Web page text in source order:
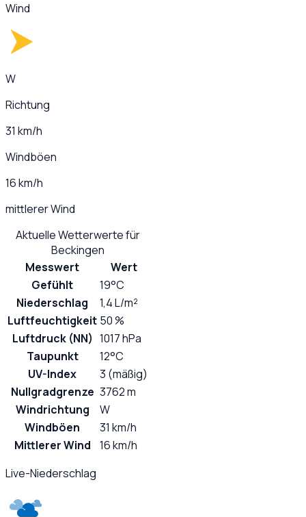
Wind
W
Richtung
31 km/h
Windböen
16 km/h
mittlerer Wind
Aktuelle Wetterwerte für
Beckingen
Messwert
Wert
Gefühlt
19°C
Niederschlag
1,4 L/m²
Luftfeuchtigkeit 50 %
Luftdruck (NN) 1017 hPa
Taupunkt
12°C
UV-Index
3 (mäßig)
Nullgradgrenze 3762 m
Windrichtung
W
Windböen
31 km/h
Mittlerer Wind
16 km/h
Live-Niederschlag